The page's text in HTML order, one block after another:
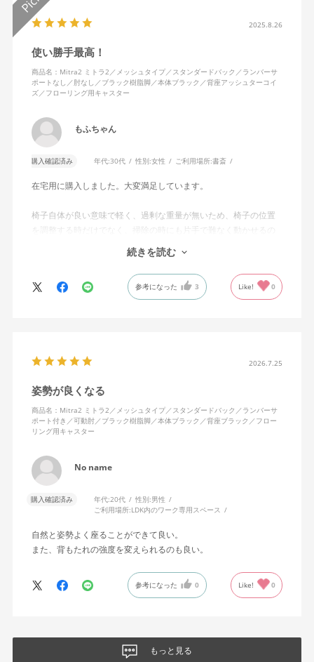
2025.8.26
使い勝手最高！
商品名：Mitra2 ミトラ2／メッシュタイプ／スタンダードバック／ランバーサ
ポートなし／肘なし／ブラック樹脂脚／本体ブラック／背座アッシュターコイ
ズ／フローリング用キャスター
もふちゃん
購入確認済み 年代:30代 性別:女性 ご利用場所:書斎
在宅用に購入しました。大変満足しています。
椅子自体が良い意味で軽く、過剰な重量が無いため、椅子の位置
を調整する時だけでなく、掃除の時にも片手で難なく動かせるの
で、ストレスを感じません。
背中はメッシュ素材でハリがあり、沈み込みすぎないところが気
に入っています。色も画像通りのアッシュブルーで、部屋の差し
色になっています。
キャスターはフローリング用を選びました。とにかく動きが滑ら
思います。良い商品に巡り会えてとても嬉しいです。
続きを読む
参考になった 3 Like! 0
2026.7.25
姿勢が良くなる
商品名：Mitra2 ミトラ2／メッシュタイプ／スタンダードバック／ランバーサ
ポート付き／可動肘／ブラック樹脂脚／本体ブラック／背座ブラック／フロー
リング用キャスター
No name
購入確認済み 年代:20代 性別:男性
ご利用場所:LDK内のワーク専用スペース
自然と姿勢よく座ることができて良い。
また、背もたれの強度を変えられるのも良い。
参考になった 0 Like! 0
もっと見る